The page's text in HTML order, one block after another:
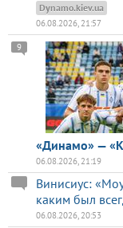
Dynamo.kiev.ua
06.08.2026, 21:57
«Динамо» —
9
06.08.2026, 21:19
Винисиус:
каким был
06.08.2026, 20:53